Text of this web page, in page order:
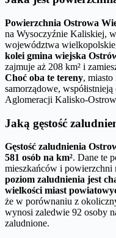
Powierzchnia Ostrowa
na Wysoczyźnie Kaliskiej,
województwa
kolei gmina wiejska
zajmuje aż 208 km² i
Choć oba te tereny,
samorządowe,
Aglomeracji Kalisko-
Jaką gęstość
Gęstość zaludnienia
581 osób na km². Dane te
mieszkańców i powierzchni
poziom zaludnienia jest
wielkości miast
że w porównaniu z
wynosi zaledwie 92 osoby
zaludnione.